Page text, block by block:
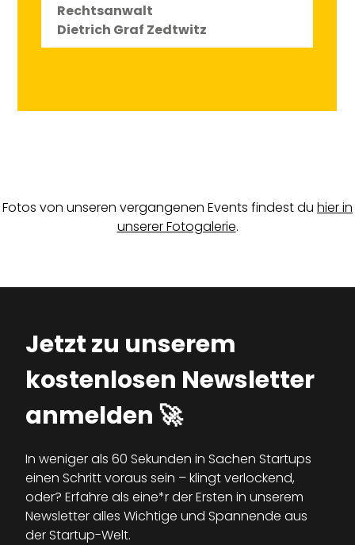
Rechtsanwalt
Dietrich Graf Zedtwitz
Fotos von unseren vergangenen Events findest du hier in
unserer Fotogalerie.
Jetzt zu unserem
kostenlosen Newsletter
anmelden 🚀
In weniger als 60 Sekunden in Sachen Startups
einen Schritt voraus sein – klingt verlockend,
oder? Erfahre als eine*r der Ersten in unserem
Newsletter alles Wichtige und Spannende aus
der Startup-Welt.